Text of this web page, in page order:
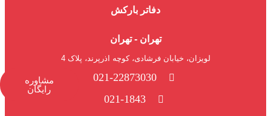
مشاوره
رایگان
دفاتر بارکش
تهران - تهران
لویزان، خیابان فرشادی، کوچه اذرپرند، پلاک 4
021-22873030
021-1843